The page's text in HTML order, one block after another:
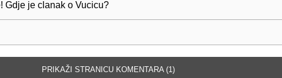
Gdje je clanak o Vucicu?
PRIKAŽI STRANICU KOMENTARA (1)